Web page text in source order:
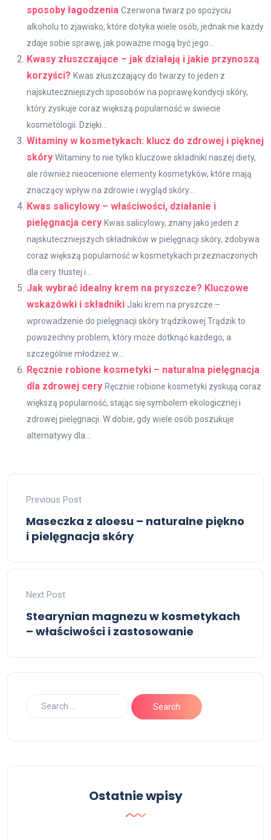
sposoby łagodzenia Czerwona twarz po spożyciu
alkoholu to zjawisko, które dotyka wiele osób, jednak nie każdy
zdaje sobie sprawę, jak poważne mogą być jego...
Kwasy złuszczające – jak działają i jakie przynoszą
korzyści? Kwas złuszczający do twarzy to jeden z
najskuteczniejszych sposobów na poprawę kondycji skóry,
który zyskuje coraz większą popularność w świecie
kosmetologii. Dzięki...
Witaminy w kosmetykach: klucz do zdrowej i pięknej
skóry Witaminy to nie tylko kluczowe składniki naszej diety,
ale również nieocenione elementy kosmetyków, które mają
znaczący wpływ na zdrowie i wygląd skóry....
Kwas salicylowy – właściwości, działanie i
pielęgnacja cery Kwas salicylowy, znany jako jeden z
najskuteczniejszych składników w pielęgnacji skóry, zdobywa
coraz większą popularność w kosmetykach przeznaczonych
dla cery tłustej i...
Jak wybrać idealny krem na pryszcze? Kluczowe
wskazówki i składniki Jaki krem na pryszcze –
wprowadzenie do pielęgnacji skóry trądzikowej Trądzik to
powszechny problem, który może dotknąć każdego, a
szczególnie młodzież w...
Ręcznie robione kosmetyki – naturalna pielęgnacja
dla zdrowej cery Ręcznie robione kosmetyki zyskują coraz
większą popularność, stając się symbolem ekologicznej i
zdrowej pielęgnacji. W dobie, gdy wiele osób poszukuje
alternatywy dla...
Previous Post
Maseczka z aloesu – naturalne piękno
i pielęgnacja skóry
Next Post
Stearynian magnezu w kosmetykach
– właściwości i zastosowanie
Ostatnie wpisy